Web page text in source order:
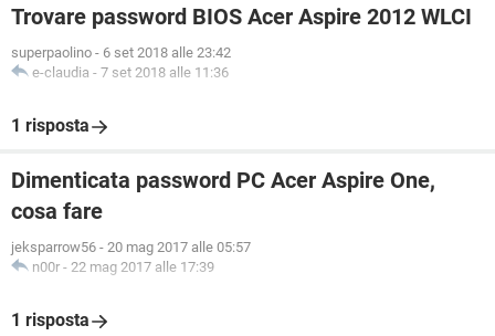
Trovare password BIOS Acer Aspire 2012 WLCI
superpaolino - 6 set 2018 alle 23:42
e-claudia - 7 set 2018 alle 11:36
1 risposta
Dimenticata password PC Acer Aspire One,
cosa fare
jeksparrow56 - 20 mag 2017 alle 05:57
n00r - 22 mag 2017 alle 17:39
1 risposta